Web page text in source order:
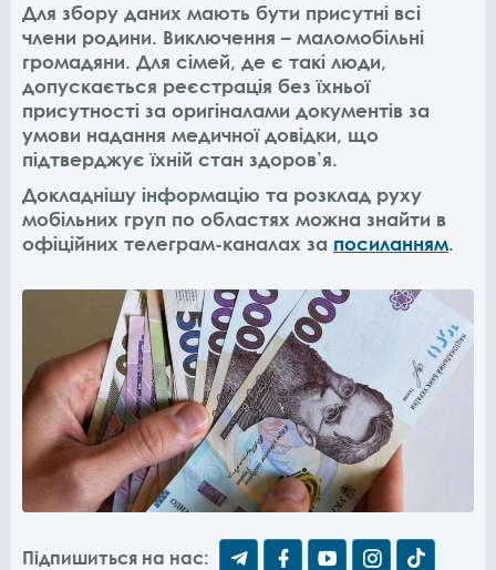
Для збору даних мають бути присутні всі
члени родини. Виключення – маломобільні
громадяни. Для сімей, де є такі люди,
допускається реєстрація без їхньої
присутності за оригіналами документів за
умови надання медичної довідки, що
підтверджує їхній стан здоров’я.
Докладнішу інформацію та розклад руху
мобільних груп по областях можна знайти в
офіційних телеграм-каналах за посиланням.
Підпишиться на нас: